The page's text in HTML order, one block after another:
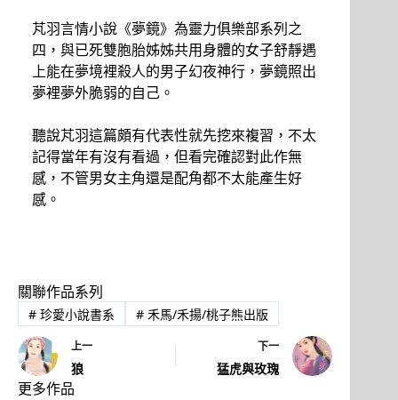
芃羽言情小說《夢鏡》為靈力俱樂部系列之
四，與已死雙胞胎姊姊共用身體的女子舒靜遇
上能在夢境裡殺人的男子幻夜神行，夢鏡照出
夢裡夢外脆弱的自己。
聽說芃羽這篇頗有代表性就先挖來複習，不太
記得當年有沒有看過，但看完確認對此作無
感，不管男女主角還是配角都不太能產生好
感。
關聯作品系列
#珍愛小說書系 #禾馬/禾揚/桃子熊出版
上一
狼
下一
猛虎與玫瑰
更多作品